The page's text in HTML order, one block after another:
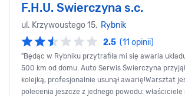
F.H.U. Swierczyna s.c.
ul. Krzywoustego 15, Rybnik
2.5 (11 opinii)
"Będąc w Rybniku przytrafiła mi się awaria
500 km od domu. Auto Serwis Świerczyna
kolejką, profesjonalnie usunął awarię!Warsztat
polecenia jeszcze z jednego powodu: właściciele